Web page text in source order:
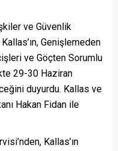
ve Güvenlik
Genişlemeden
ve Göçten Sorumlu
29-30 Haziran
duyurdu. Kallas ve
Hakan Fidan ile
Kallas’ın